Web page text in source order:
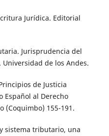
Jurídica. Editorial
Jurisprudencia del
Universidad de los Andes.
de Justicia
Español al Derecho
(Coquimbo) 155-191.
sistema tributario, una